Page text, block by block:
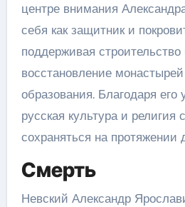
центре внимания
себя как защитник и
поддерживая строительство
восстановление
образования. Благодаря его
русская культура и религия
сохраняться на протяжении
Смерть
Невский Александр